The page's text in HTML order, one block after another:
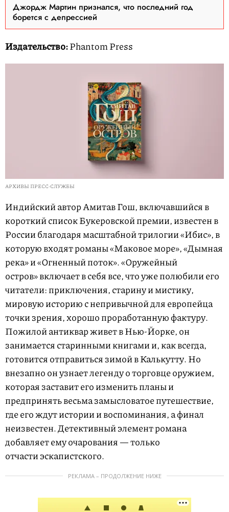
Джордж Мартин признался, что последний год
борется с депрессией
Издательство:Phantom Press
АРХИВЫ ПРЕСС-СЛУЖБЫ
Индийский автор Амитав Гош, включавшийся в
короткий список Букеровской премии, известен в
России благодаря масштабной трилогии «Ибис», в
которую входят романы «Маковое море», «Дымная
река» и «Огненный поток». «Оружейный
остров» включает в себя все, что уже полюбили его
читатели: приключения, старину и мистику,
мировую историю с непривычной для европейца
точки зрения, хорошо проработанную фактуру.
Пожилой антиквар живет в Нью-Йорке, он
занимается старинными книгами и, как всегда,
готовится отправиться зимой в Калькутту. Но
внезапно он узнает легенду о торговце оружием,
которая заставит его изменить планы и
предпринять весьма замысловатое путешествие,
где его ждут истории и воспоминания, а финал
неизвестен. Детективный элемент романа
добавляет ему очарования — только
отчасти эскапистского.
РЕКЛАМА – ПРОДОЛЖЕНИЕ НИЖЕ